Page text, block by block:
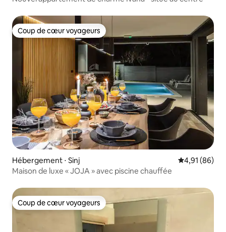
Coup de cœur voyageurs
Coup de cœur voyageurs
Hébergement ⋅ Sinj Évaluation
4,91 (86)
Maison de luxe « JOJA » avec piscine chauffée
Coup de cœur voyageurs
Coup de cœur voyageurs